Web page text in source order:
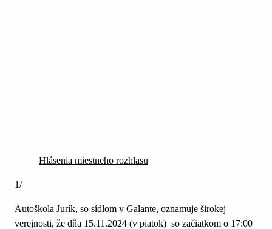
Hlásenia miestneho rozhlasu
1/
Autoškola Jurík, so sídlom v Galante, oznamuje širokej
verejnosti, že dňa 15.11.2024 (v piatok) so začiatkom o 17:00